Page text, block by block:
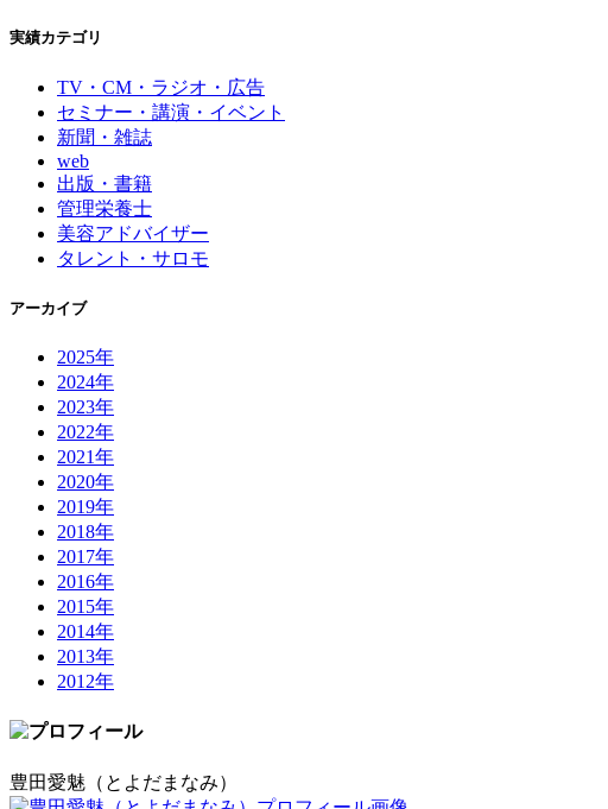
実績カテゴリ
TV・CM・ラジオ・広告
セミナー・講演・イベント
新聞・雑誌
web
出版・書籍
管理栄養士
美容アドバイザー
タレント・サロモ
アーカイブ
2025年
2024年
2023年
2022年
2021年
2020年
2019年
2018年
2017年
2016年
2015年
2014年
2013年
2012年
豊田愛魅（とよだまなみ）